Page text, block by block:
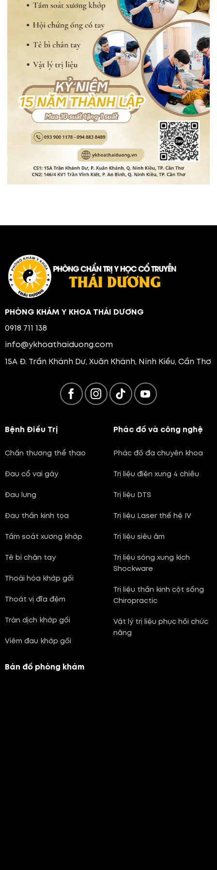
PHÒNG KHÁM Y KHOA THÁI DƯƠNG
0918 711 138
info@ykhoathaiduong.com
15A Đ. Trần Khánh Dư, Xuân Khánh, Ninh Kiều, Cần Thơ
Bệnh Điều Trị
Chấn thương thể thao
Đau cổ vai gáy
Đau lưng
Đau thần kinh tọa
Tầm soát xương khớp
Tê bì chân tay
Thoái hóa khớp gối
Thoát vị đĩa đệm
Tràn dịch khớp gối
Viêm đau khớp gối
Phác đồ và công nghệ
Phác đồ đa chuyên khoa
Trị liệu điện xung 4 chiều
Trị liệu DTS
Trị liệu Laser thế hệ IV
Trị liệu siêu âm
Trị liệu sóng xung kích
Shockware
Trị liệu thần kinh cột sống
Chiropractic
Vật lý trị liệu phục hồi chức
năng
Bản đồ phòng khám